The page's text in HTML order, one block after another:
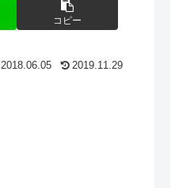
コピー
2018.06.05 2019.11.29